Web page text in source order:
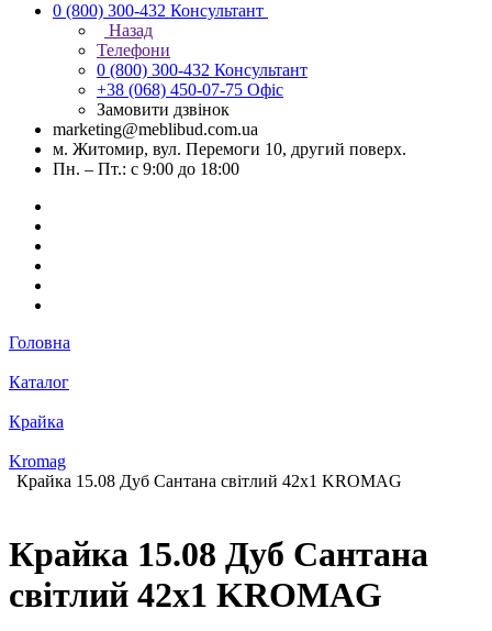
0 (800) 300-432 Консультант
Назад
Телефони
0 (800) 300-432 Консультант
+38 (068) 450-07-75 Офіс
Замовити дзвінок
marketing@meblibud.com.ua
м. Житомир, вул. Перемоги 10, другий поверх.
Пн. – Пт.: с 9:00 до 18:00
Головна
Каталог
Крайка
Kromag
Крайка 15.08 Дуб Сантана світлий 42х1 KROMAG
Крайка 15.08 Дуб Сантана
світлий 42х1 KROMAG